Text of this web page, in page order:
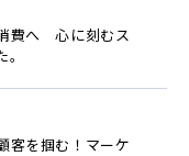
費へ 心に刻むス
客を掴む！マーケ